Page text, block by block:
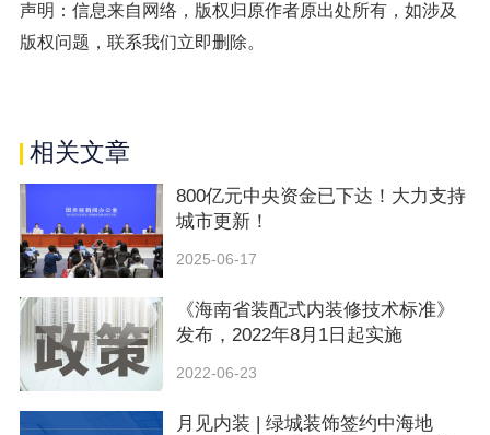
声明：信息来自网络，版权归原作者原出处所有，如涉及
版权问题，联系我们立即删除。
相关文章
800亿元中央资金已下达！大力支持
城市更新！
2025-06-17
《海南省装配式内装修技术标准》
发布，2022年8月1日起实施
2022-06-23
月见内装 | 绿城装饰签约中海地